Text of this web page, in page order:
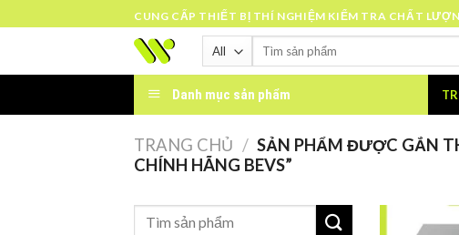
to
CUNG CẤP THIẾT BỊ THÍ NGHIỆM KIỂM TRA CHẤT
Tìm
Danh mục sản phẩm
TRANG CHỦ / SẢN PHẨM ĐƯỢC GẮN
CHÍNH HÃNG BEVS”